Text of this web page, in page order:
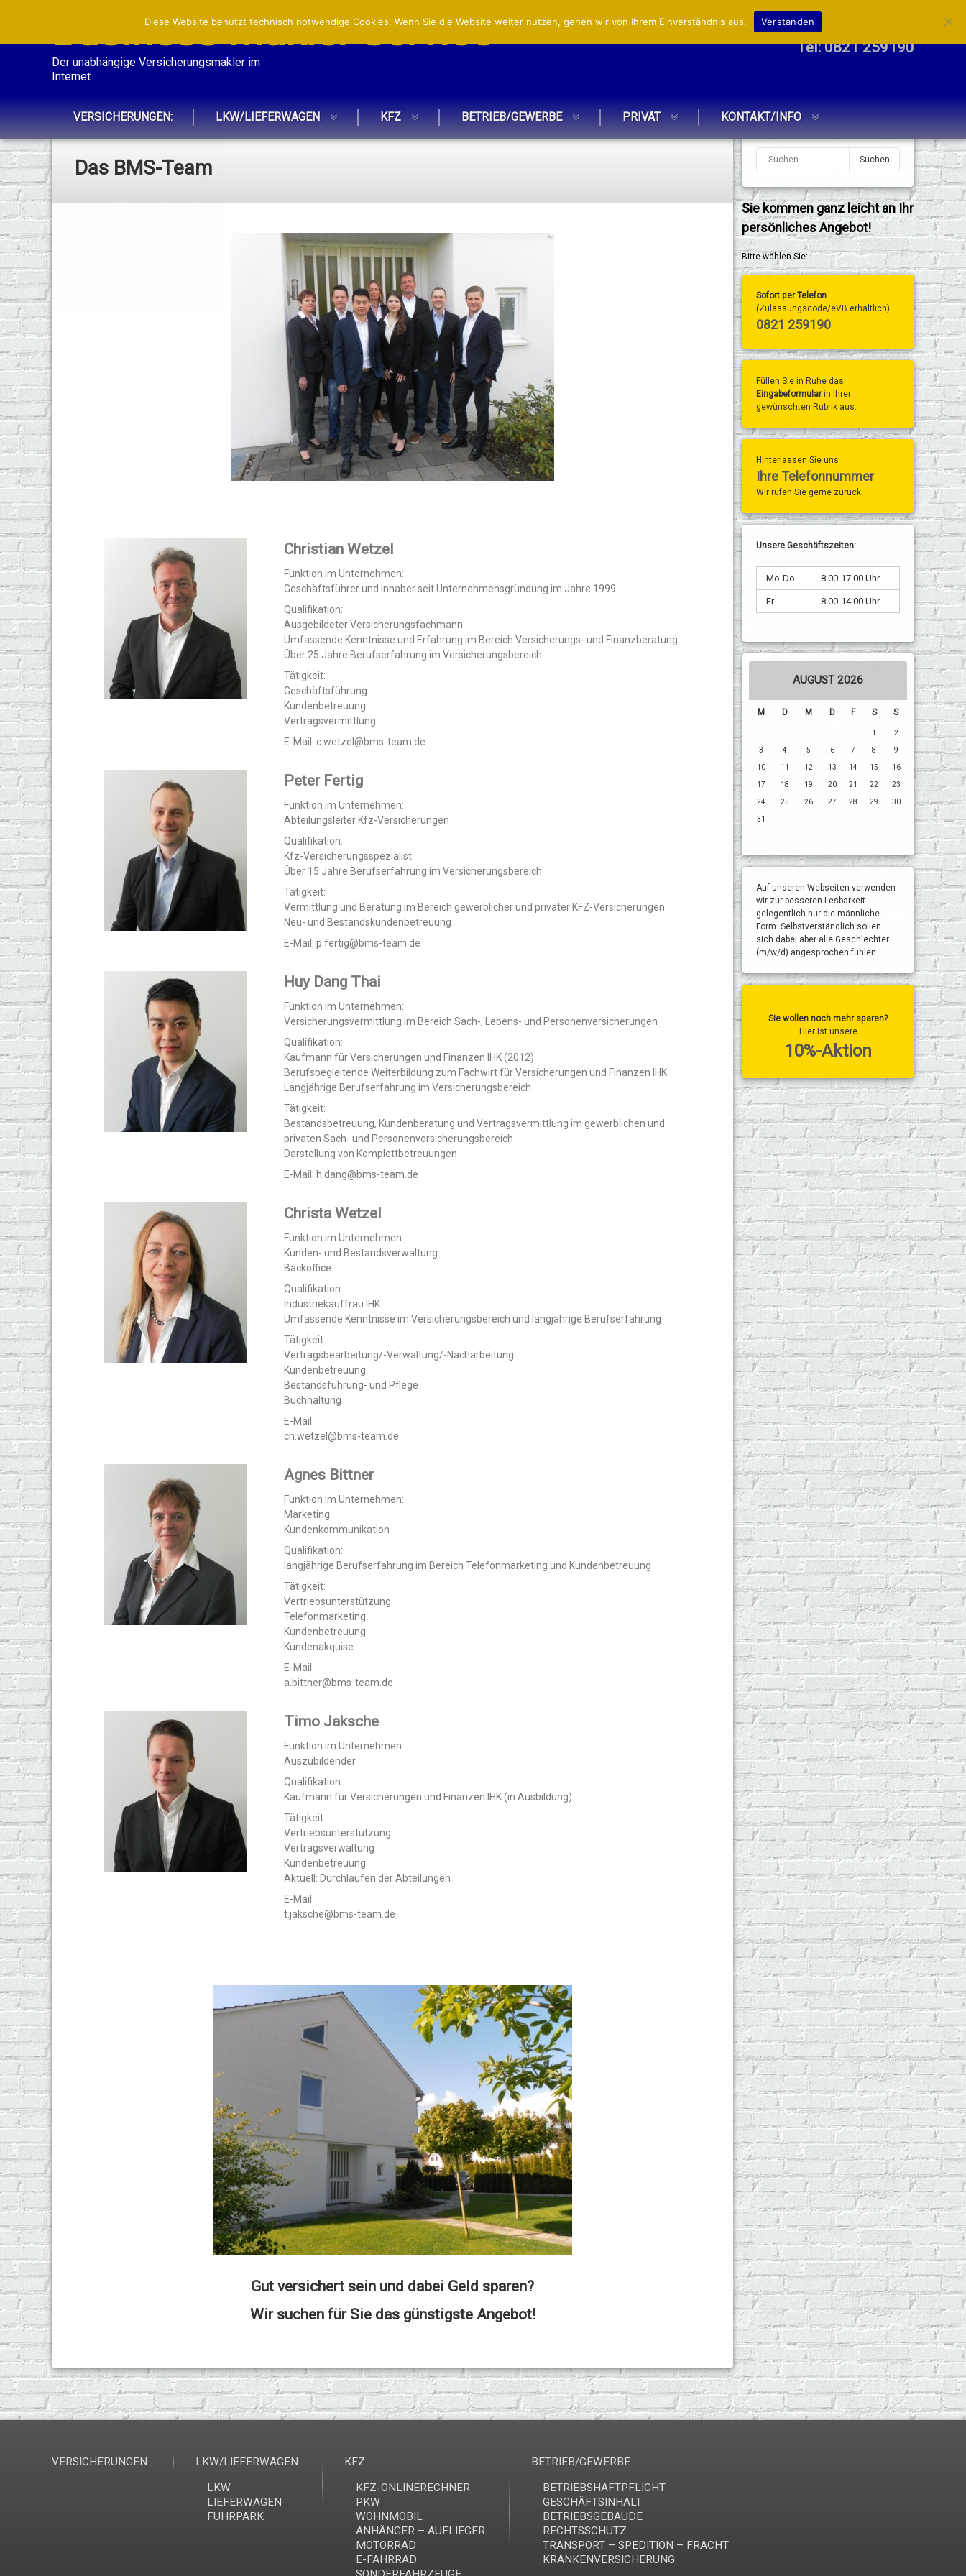
Business Makler Service
Der unabhängige Versicherungsmakler im
Internet
Tel:0821 259190
VERSICHERUNGEN: LKW/LIEFERWAGEN KFZ BETRIEB/GEWERBE PRIVAT KONTAKT/INFO
Das BMS-Team
Christian Wetzel
Funktion im Unternehmen:
Geschäftsführer und Inhaber seit Unternehmensgründung im Jahre 1999
Qualifikation:
Ausgebildeter Versicherungsfachmann
Umfassende Kenntnisse und Erfahrung im Bereich Versicherungs- und Finanzberatung
Über 25 Jahre Berufserfahrung im Versicherungsbereich
Tätigkeit:
Geschäftsführung
Kundenbetreuung
Vertragsvermittlung
E-Mail: c.wetzel@bms-team.de
Peter Fertig
Funktion im Unternehmen:
Abteilungsleiter Kfz-Versicherungen
Qualifikation:
Kfz-Versicherungsspezialist
Über 15 Jahre Berufserfahrung im Versicherungsbereich
Tätigkeit:
Vermittlung und Beratung im Bereich gewerblicher und privater KFZ-Versicherungen
Neu- und Bestandskundenbetreuung
E-Mail: p.fertig@bms-team.de
Huy Dang Thai
Funktion im Unternehmen:
Versicherungsvermittlung im Bereich Sach-, Lebens- und Personenversicherungen
Qualifikation:
Kaufmann für Versicherungen und Finanzen IHK (2012)
Berufsbegleitende Weiterbildung zum Fachwirt für Versicherungen und Finanzen IHK
Langjährige Berufserfahrung im Versicherungsbereich
Tätigkeit:
Bestandsbetreuung, Kundenberatung und Vertragsvermittlung im gewerblichen und
privaten Sach- und Personenversicherungsbereich
Darstellung von Komplettbetreuungen
E-Mail: h.dang@bms-team.de
Christa Wetzel
Funktion im Unternehmen:
Kunden- und Bestandsverwaltung
Backoffice
Qualifikation:
Industriekauffrau IHK
Umfassende Kenntnisse im Versicherungsbereich und langjährige Berufserfahrung
Tätigkeit:
Vertragsbearbeitung/-Verwaltung/-Nacharbeitung
Kundenbetreuung
Bestandsführung- und Pflege
Buchhaltung
E-Mail:
ch.wetzel@bms-team.de
Agnes Bittner
Funktion im Unternehmen:
Marketing
Kundenkommunikation
Qualifikation:
langjährige Berufserfahrung im Bereich Telefonmarketing und Kundenbetreuung
Tätigkeit:
Vertriebsunterstützung
Telefonmarketing
Kundenbetreuung
Kundenakquise
E-Mail:
a.bittner@bms-team.de
Timo Jaksche
Funktion im Unternehmen:
Auszubildender
Qualifikation:
Kaufmann für Versicherungen und Finanzen IHK (in Ausbildung)
Tätigkeit:
Vertriebsunterstützung
Vertragsverwaltung
Kundenbetreuung
Aktuell: Durchlaufen der Abteilungen
E-Mail:
t.jaksche@bms-team.de
Gut versichert sein und dabei Geld sparen?
Wir suchen für Sie das günstigste Angebot!
Sie kommen ganz leicht an Ihr
persönliches Angebot!
Bitte wählen Sie:
Sofort per Telefon
(Zulassungscode/eVB erhältlich)
0821 259190
Füllen Sie in Ruhe das
Eingabeformularin Ihrer
gewünschten Rubrik aus.
Hinterlassen Sie uns
Ihre Telefonnummer
Wir rufen Sie gerne zurück.
Unsere Geschäftszeiten:
Mo-Do 8:00-17:00 Uhr
Fr 8:00-14:00 Uhr
AUGUST 2026
M D M D F S S
1 2
3 4 5 6 7 8 9
10 11 12 13 14 15 16
17 18 19 20 21 22 23
24 25 26 27 28 29 30
31
Auf unseren Webseiten verwenden
wir zur besseren Lesbarkeit
gelegentlich nur die männliche
Form. Selbstverständlich sollen
sich dabei aber alle Geschlechter
(m/w/d) angesprochen fühlen.
Sie wollen noch mehr sparen?
Hier ist unsere
10%-Aktion
VERSICHERUNGEN:
LKW/LIEFERWAGEN
LKW
LIEFERWAGEN
FUHRPARK
KFZ
KFZ-ONLINERECHNER
PKW
WOHNMOBIL
ANHÄNGER – AUFLIEGER
MOTORRAD
E-FAHRRAD
BETRIEB/GEWERBE
BETRIEBSHAFTPFLICHT
GESCHÄFTSINHALT
BETRIEBSGEBÄUDE
RECHTSSCHUTZ
TRANSPORT – SPEDITION – FRACHT
KRANKENVERSICHERUNG
Diese Website benutzt technisch notwendige Cookies. Wenn Sie die Website weiter nutzen, gehen wir von Ihrem Einverständnis aus. Verstanden